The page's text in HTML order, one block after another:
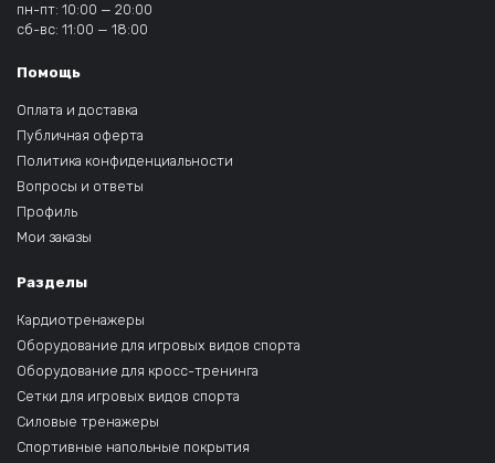
пн-пт: 10:00 — 20:00
сб-вс: 11:00 — 18:00
Помощь
Оплата и доставка
Публичная оферта
Политика конфиденциальности
Вопросы и ответы
Профиль
Мои заказы
Разделы
Кардиотренажеры
Оборудование для игровых видов спорта
Оборудование для кросс-тренинга
Сетки для игровых видов спорта
Силовые тренажеры
Спортивные напольные покрытия